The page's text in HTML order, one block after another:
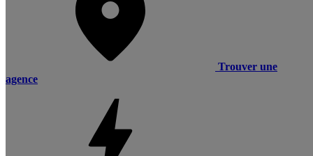
Trouver une
agence